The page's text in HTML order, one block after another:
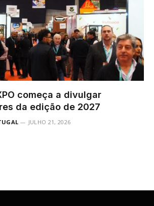
começa a divulgar
da edição de 2027
JULHO 21, 2026